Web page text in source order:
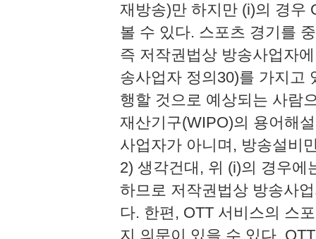
재방송)만 하지만 (i)의 경우
볼 수 있다. 스포츠 경기를
즉 저작권법상 방송사업자
송사업자 정의30)를 가지고
행할 것으로 예상되는 사람
재산기구(WIPO)의 용어해
사업자가 아니며, 방송설비
2) 생각건대, 위 (i)의 경우에
하므로 저작권법상 방송사
다. 한편, OTT 서비스의 스
지 의문이 있을 수 있다.